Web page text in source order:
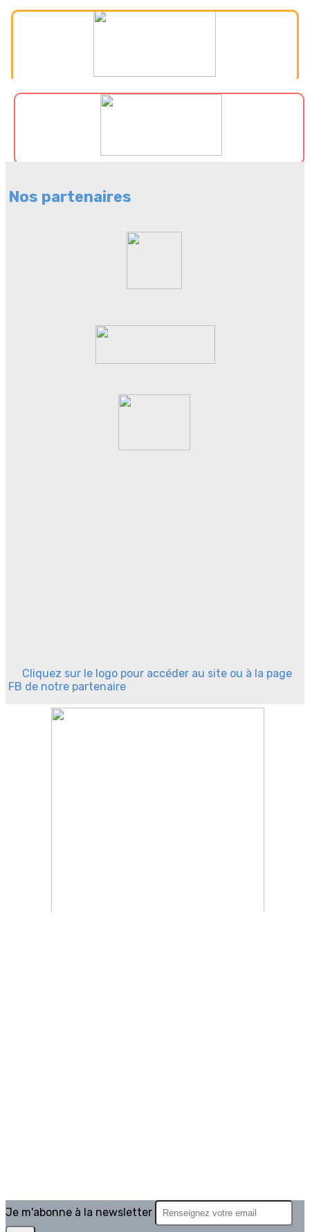
Nos partenaires
Cliquez sur le logo pour accéder au site ou à la page
FB de notre partenaire
Je m'abonne à la newsletter